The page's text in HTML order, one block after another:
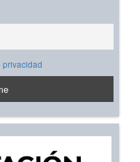
privacidad